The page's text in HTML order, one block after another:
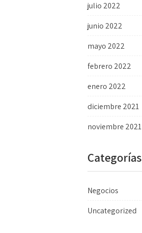
julio 2022
junio 2022
mayo 2022
febrero 2022
enero 2022
diciembre 2021
noviembre 2021
Categorías
Negocios
Uncategorized